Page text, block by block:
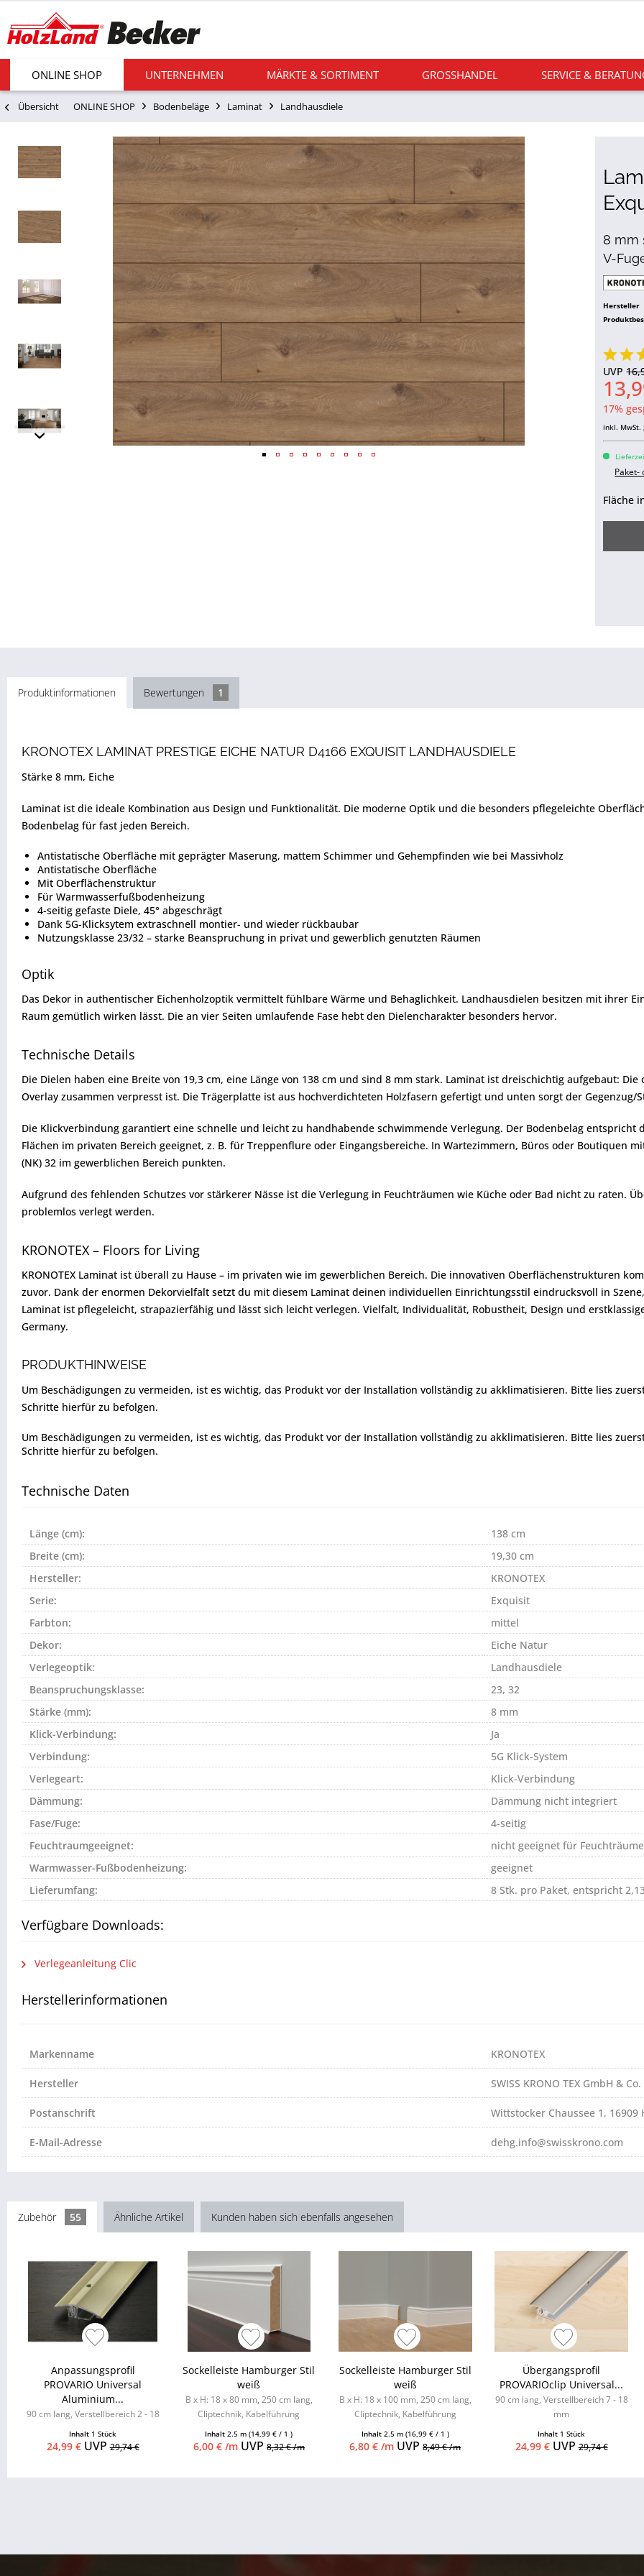
ONLINE SHOP UNTERNEHMEN MÄRKTE & SORTIMENT GROSSHANDEL SERVICE &
Übersicht ONLINE SHOP Bodenbeläge Laminat Landhausdiele
8 mm
V-
Hersteller
UVP
17%
inkl. MwSt.
Paket-
Fläche
Produktinformationen Bewertungen 1
KRONOTEX LAMINAT PRESTIGE EICHE NATUR D4166 EXQUISIT LANDHAUSDIELE
Stärke 8 mm, Eiche
Laminat ist die ideale Kombination aus Design und Funktionalität. Die moderne Optik und die besonders pflegeleichte
Bodenbelag für fast jeden Bereich.
Antistatische Oberfläche mit geprägter Maserung, mattem Schimmer und Gehempfinden wie bei Massivholz
Antistatische Oberfläche
Mit Oberflächenstruktur
Für Warmwasserfußbodenheizung
4-seitig gefaste Diele, 45° abgeschrägt
Dank 5G-Klicksytem extraschnell montier- und wieder rückbaubar
Nutzungsklasse 23/32 – starke Beanspruchung in privat und gewerblich genutzten Räumen
Optik
Das Dekor in authentischer Eichenholzoptik vermittelt fühlbare Wärme und Behaglichkeit. Landhausdielen besitzen mit ihrer
Raum gemütlich wirken lässt. Die an vier Seiten umlaufende Fase hebt den Dielencharakter besonders hervor.
Technische Details
Die Dielen haben eine Breite von 19,3 cm, eine Länge von 138 cm und sind 8 mm stark. Laminat ist dreischichtig aufgebaut:
Overlay zusammen verpresst ist. Die Trägerplatte ist aus hochverdichteten Holzfasern gefertigt und unten sorgt der
Die Klickverbindung garantiert eine schnelle und leicht zu handhabende schwimmende Verlegung. Der Bodenbelag
Flächen im privaten Bereich geeignet, z. B. für Treppenflure oder Eingangsbereiche. In Wartezimmern, Büros oder Boutiquen
(NK) 32 im gewerblichen Bereich punkten.
Aufgrund des fehlenden Schutzes vor stärkerer Nässe ist die Verlegung in Feuchträumen wie Küche oder Bad nicht zu raten.
problemlos verlegt werden.
KRONOTEX – Floors for Living
KRONOTEX Laminat ist überall zu Hause – im privaten wie im gewerblichen Bereich. Die innovativen Oberflächenstrukturen
zuvor. Dank der enormen Dekorvielfalt setzt du mit diesem Laminat deinen individuellen Einrichtungsstil eindrucksvoll in
Laminat ist pflegeleicht, strapazierfähig und lässt sich leicht verlegen. Vielfalt, Individualität, Robustheit, Design und
Germany.
PRODUKTHINWEISE
Um Beschädigungen zu vermeiden, ist es wichtig, das Produkt vor der Installation vollständig zu akklimatisieren. Bitte lies
Schritte hierfür zu befolgen.
Um Beschädigungen zu vermeiden, ist es wichtig, das Produkt vor der Installation vollständig zu akklimatisieren. Bitte lies
Schritte hierfür zu befolgen.
Technische Daten
Länge (cm):
138 cm
Breite (cm):
19,30 cm
Hersteller:
KRONOTEX
Serie:
Exquisit
Farbton:
mittel
Dekor:
Eiche Natur
Verlegeoptik:
Landhausdiele
Beanspruchungsklasse:
23, 32
Stärke (mm):
8 mm
Klick-Verbindung:
Ja
Verbindung:
5G Klick-System
Verlegeart:
Klick-Verbindung
Dämmung:
Dämmung nicht integriert
Fase/Fuge:
4-seitig
Feuchtraumgeeignet:
nicht geeignet für Feuchträume
Warmwasser-Fußbodenheizung:
geeignet
Lieferumfang:
8 Stk. pro Paket, entspricht
Verfügbare Downloads:
Verlegeanleitung Clic
Herstellerinformationen
Markenname KRONOTEX
Hersteller SWISS KRONO TEX GmbH & Co.
Postanschrift Wittstocker Chaussee 1, 16909
E-Mail-Adresse dehg.info@swisskrono.com
Zubehör 55 Ähnliche Artikel Kunden haben sich ebenfalls angesehen
Anpassungsprofil
PROVARIO Universal
Aluminium...
90 cm lang, Verstellbereich 2 - 18
Inhalt 1 Stück
24,99 €UVP29,74 €
Sockelleiste Hamburger Stil
weiß
B x H: 18 x 80 mm, 250 cm lang,
Cliptechnik, Kabelführung
Zubehör...
Inhalt2.5 m(14,99 € / 1 )
6,00 € /mUVP 8,32 € /m
Sockelleiste Hamburger Stil
weiß
B x H: 18 x 100 mm, 250 cm lang,
Cliptechnik, Kabelführung
Zubehör...
Inhalt 2.5 m (16,99 € / 1 )
6,80 € /m UVP8,49 € /m
Übergangsprofil
PROVARIOclip Universal...
90 cm lang, Verstellbereich 7 - 18
mm
Inhalt 1 Stück
24,99 €UVP29,74 €